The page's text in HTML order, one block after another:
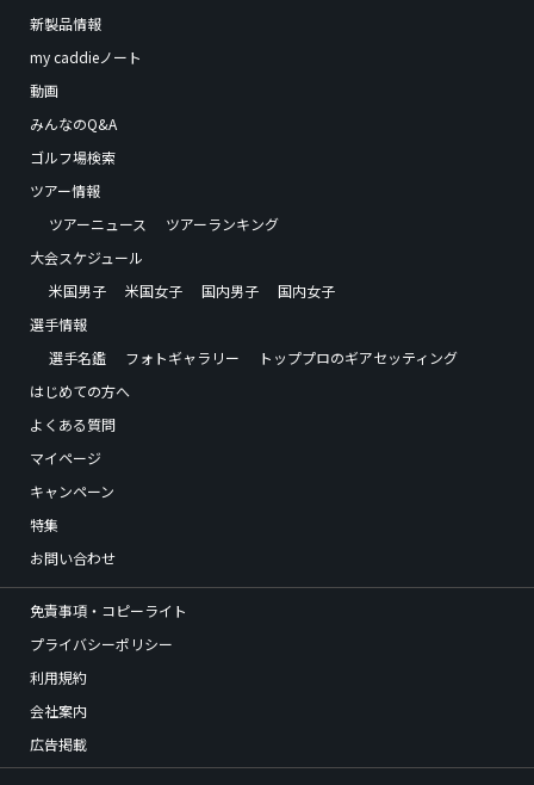
新製品情報
my caddieノート
動画
みんなのQ&A
ゴルフ場検索
ツアー情報
ツアーニュース
ツアーランキング
大会スケジュール
米国男子
米国女子 国内男子
国内女子
選手情報
選手名鑑
フォトギャラリー
トッププロのギアセッティング
はじめての方へ
よくある質問
マイページ
キャンペーン
特集
お問い合わせ
免責事項・コピーライト
プライバシーポリシー
利用規約
会社案内
広告掲載